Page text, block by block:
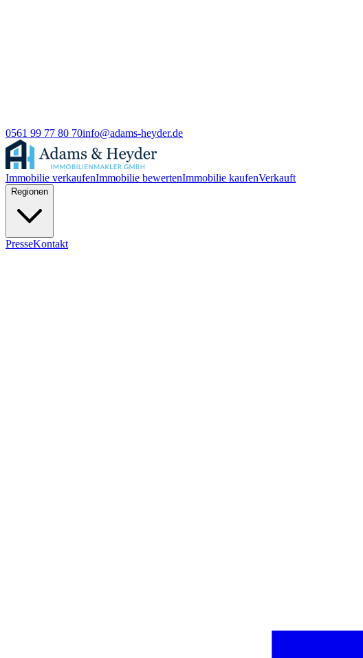
0561 99 77 80 70info@adams-heyder.de
Immobilie verkaufenImmobilie bewertenImmobilie kaufenVerkauft
Regionen
PresseKontakt